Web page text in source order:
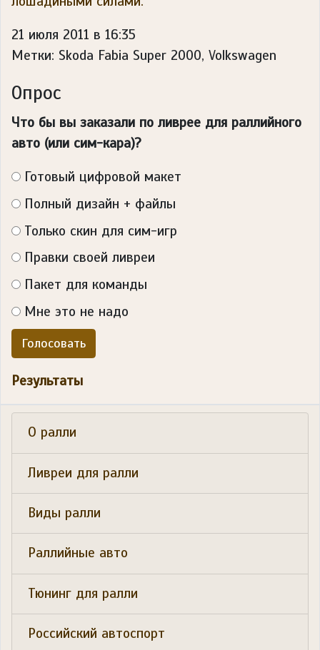
21 июля 2011 в 16:35
Метки: Skoda Fabia Super 2000, Volkswagen
Опрос
Что бы вы заказали по ливрее для раллийного
авто (или сим-кара)?
Готовый цифровой макет
Полный дизайн + файлы
Только скин для сим-игр
Правки своей ливреи
Пакет для команды
Мне это не надо
Голосовать
Результаты
О ралли
Ливреи для ралли
Виды ралли
Раллийные авто
Тюнинг для ралли
Российский автоспорт